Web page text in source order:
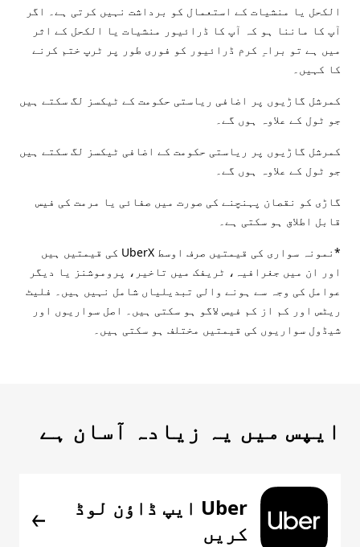
الکحل یا منشیات کے استعمال کو برداشت نہیں کرتی ہے۔ اگر
آپ کا ماننا ہو کہ آپ کا ڈرائیور منشیات یا الکحل کے اثر
میں ہے تو براہِ کرم ڈرائیور کو فوری طور پر ٹرپ ختم کرنے
کا کہیں۔
کمرشل گاڑیوں پر اضافی ریاستی حکومت کے ٹیکسز لگ سکتے ہیں
جو ٹول کے علاوہ ہوں گے۔
کمرشل گاڑیوں پر ریاستی حکومت کے اضافی ٹیکسز لگ سکتے ہیں
جو ٹول کے علاوہ ہوں گے۔
گاڑی کو نقصان پہنچنے کی صورت میں صفائی یا مرمت کی فیس
قابل اطلاق ہو سکتی ہے۔
*نمونہ سواری کی قیمتیں صرف اوسط UberX کی قیمتیں ہیں
اور ان میں جغرافیہ، ٹریفک میں تاخیر، پروموشنز یا دیگر
عوامل کی وجہ سے ہونے والی تبدیلیاں شامل نہیں ہیں۔ فلیٹ
ریٹس اور کم از کم فیس لاگو ہو سکتی ہیں۔ اصل سواریوں اور
شیڈول سواریوں کی قیمتیں مختلف ہو سکتی ہیں۔
ایپس میں یہ زیادہ آسان ہے
Uber ایپ ڈاؤن لوڈ
کریں